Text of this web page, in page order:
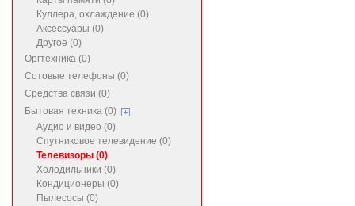
Куллера, охлаждение (0)
Аксессуары (0)
Другое (0)
Оргтехника (0)
Сотовые телефоны (0)
Средства связи (0)
Бытовая техника (0)
Аудио и видео (0)
Спутниковое телевидение (0)
Телевизоры (0)
Холодильники (0)
Кондиционеры (0)
Пылесосы (0)